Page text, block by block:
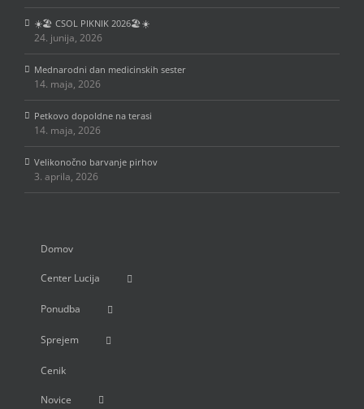
☀️🏖️ CSOL PIKNIK 2026🏖️☀️
24. junija, 2026
Mednarodni dan medicinskih sester
14. maja, 2026
Petkovo dopoldne na terasi
14. maja, 2026
Velikonočno barvanje pirhov
3. aprila, 2026
Domov
Center Lucija
Ponudba
Sprejem
Cenik
Novice